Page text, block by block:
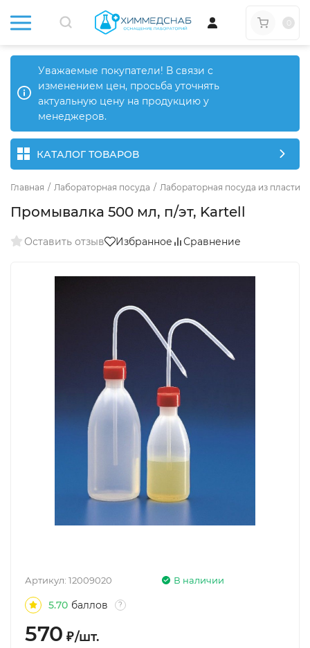
Уважаемые покупатели! В связи с
изменением цен, просьба уточнять
актуальную цену на продукцию у
менеджеров.
КАТАЛОГ ТОВАРОВ
Главная / Лабораторная посуда / Лабораторная посуда из пластика
Промывалка 500 мл, п/эт, Kartell
Оставить отзыв Избранное Сравнение
В наличии
Артикул: 12009020
5.70 баллов ?
570 ₽/шт.